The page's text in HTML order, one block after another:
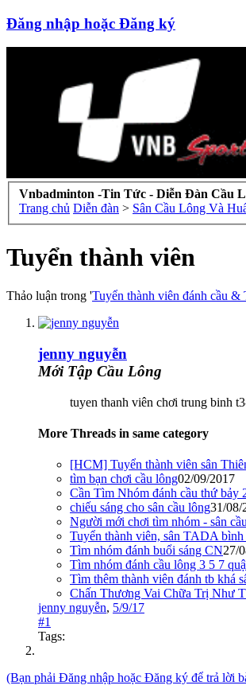
Đăng nhập hoặc Đăng ký
Vnbadminton -Tin Tức - Diễn Đàn Cầu
Trang chủ Diễn đàn > Sân Cầu Lông Và
Tuyển thành viên
Thảo luận trong 'Tuyển thành viên đánh cầu &
jenny nguyễn
Mới Tập Cầu Lông
tuyen thanh viên chơi trung binh
More Threads in same category
[HCM] Tuyển thành viên sân
tìm bạn chơi cầu lông02/09/2017
Cần Tìm Nhóm đánh cầu thứ bảy
chiếu sáng cho sân cầu lông31/08/
Người mới chơi tìm nhóm - sân
Tuyển thành viên, sân TADA
Tìm nhóm đánh buổi sáng CN27/
Tìm nhóm đánh cầu lông 3 5 7
Tìm thêm thành viên đánh tb khá
Chấn Thương Vai Chữa Trị Như
jenny nguyễn, 5/9/17
#1
Tags:
(Bạn phải Đăng nhập hoặc Đăng ký để trả lời